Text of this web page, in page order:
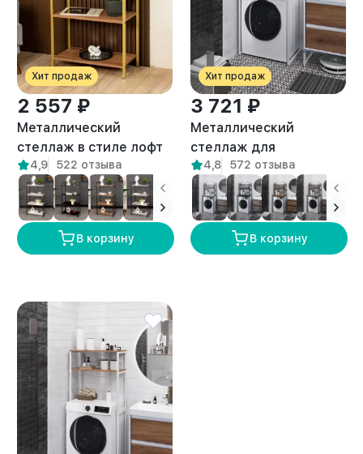
Хит продаж
2 557 ₽
Металлический
стеллаж в стиле лофт
Луара золотой/
амаретто
4,9 522 отзыва
В корзину
Хит продаж
3 721 ₽
Металлический
стеллаж для
стиральной машины
лофт Керио белый/
амаретто
4,8 572 отзыва
В корзину